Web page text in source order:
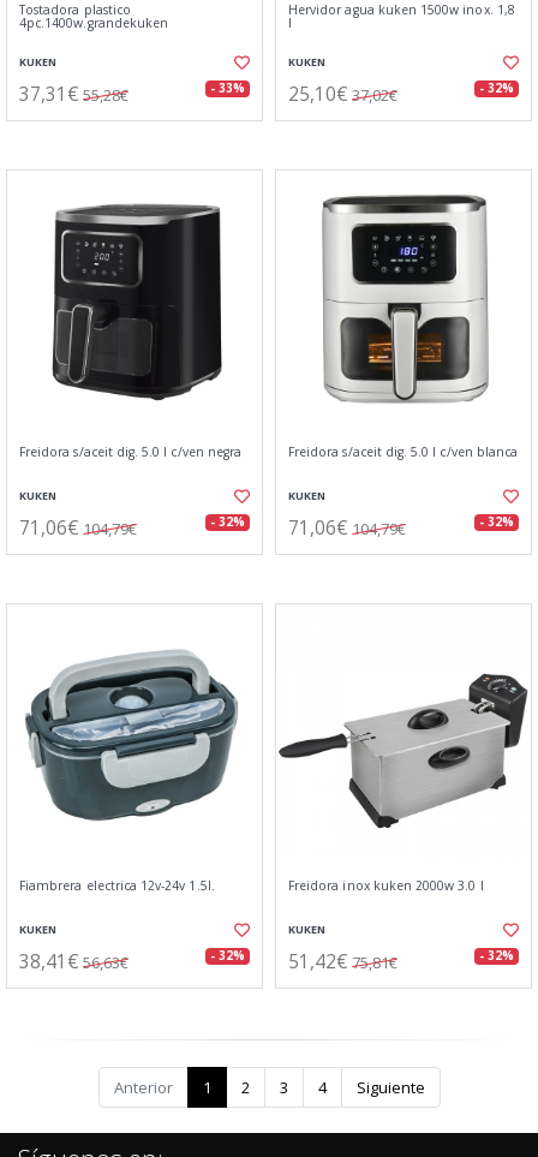
Tostadora plastico
4pc.1400w.grandekuken
KUKEN
37,31€ 55,28€ - 33%
Hervidor agua kuken 1500w inox. 1,8
l
KUKEN
25,10€ 37,02€ - 32%
Freidora s/aceit dig. 5.0 l c/ven negra
KUKEN
71,06€ 104,79€ - 32%
Freidora s/aceit dig. 5.0 l c/ven blanca
KUKEN
71,06€ 104,79€ - 32%
Fiambrera electrica 12v-24v 1.5l.
KUKEN
38,41€ 56,63€ - 32%
Freidora inox kuken 2000w 3.0 l
KUKEN
51,42€ 75,81€ - 32%
Anterior 1 2 3 4 Siguiente